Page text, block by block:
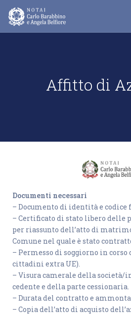
Affitto di
Documenti necessari
– Documento di identità e codice
– Certificato di stato libero delle
per riassunto dell’atto di
Comune nel quale è stato
– Permesso di soggiorno in
cittadini extra UE).
– Visura camerale della società/
cedente e della parte cessionaria.
– Durata del contratto e
– Copia dell’atto di acquisto